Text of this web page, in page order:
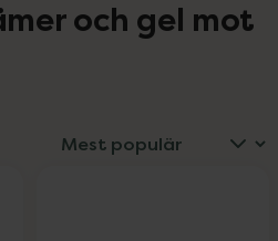
och gel mot